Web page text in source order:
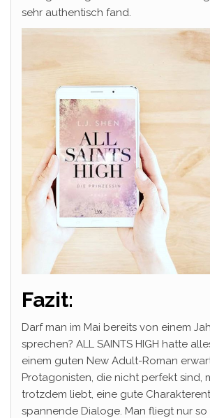
sehr authentisch fand.
Fazit:
Darf man im Mai bereits von einem
sprechen? ALL SAINTS HIGH hatte
einem guten New Adult-Roman
Protagonisten, die nicht perfekt sind,
trotzdem liebt, eine gute
spannende Dialoge. Man fliegt nur